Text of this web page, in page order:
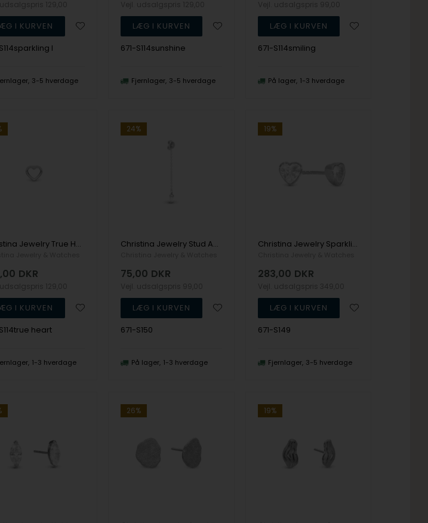
l
3-5 hverdage
671-S114sunshine
Fjernlager 3-5 hverdage
671-S114smiling
På lager 1-3 hverdage
Christina Jewelry True Heart Ørehænger
DKR
heart
1-3 hverdage
24%
Christina Jewelry Stud Add On Ørehænger
75,00 DKR
671-S150
På lager 1-3 hverdage
19%
Christina Jewelry Sparkling Love Ørehænger
283,00 DKR
671-S149
Fjernlager 3-5 hverdage
26% 19%